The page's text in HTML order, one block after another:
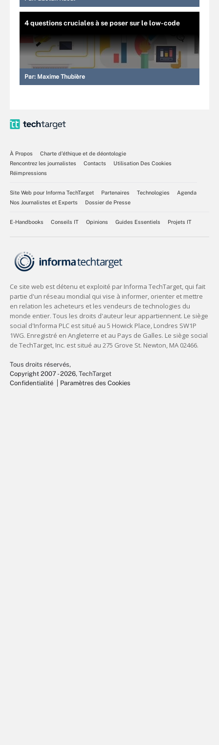
4 questions cruciales à se poser sur le low-code
Par: Maxime Thubière
À Propos
Charte d’éthique et de déontologie
Rencontrez les journalistes
Contacts
Utilisation Des Cookies
Réimpressions
Site Web pour Informa TechTarget Partenaires Technologies
Agenda
Nos Journalistes et Experts
Dossier de Presse
E-Handbooks Conseils IT Opinions Guides Essentiels Projets IT
Tous droits réservés,
Copyright 2007 - 2026, TechTarget
Confidentialité
Paramètres des Cookies